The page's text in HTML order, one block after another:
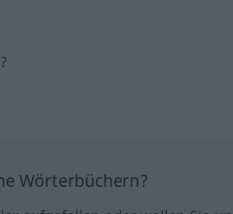
Wörterbüchern?